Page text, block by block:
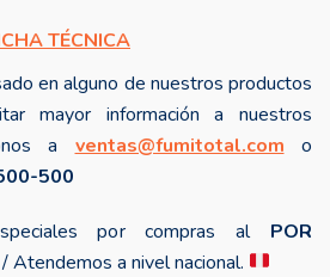
TÉCNICA
en alguno de nuestros productos
mayor información a nuestros
a ventas@fumitotal.com o
500
por compras alPOR
Atendemos a nivel nacional.